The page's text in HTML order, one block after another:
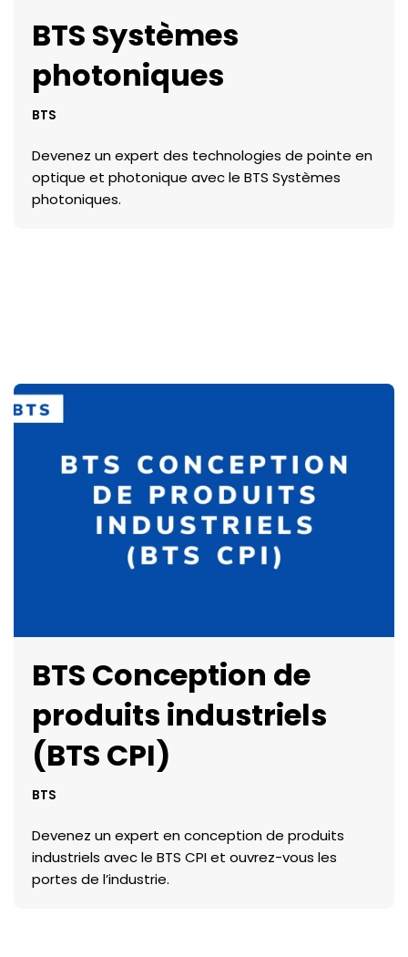
BTS Systèmes
photoniques
BTS
Devenez un expert des technologies de pointe en
optique et photonique avec le BTS Systèmes
photoniques.
BTS Conception de
produits industriels
(BTS CPI)
BTS
Devenez un expert en conception de produits
industriels avec le BTS CPI et ouvrez-vous les
portes de l’industrie.